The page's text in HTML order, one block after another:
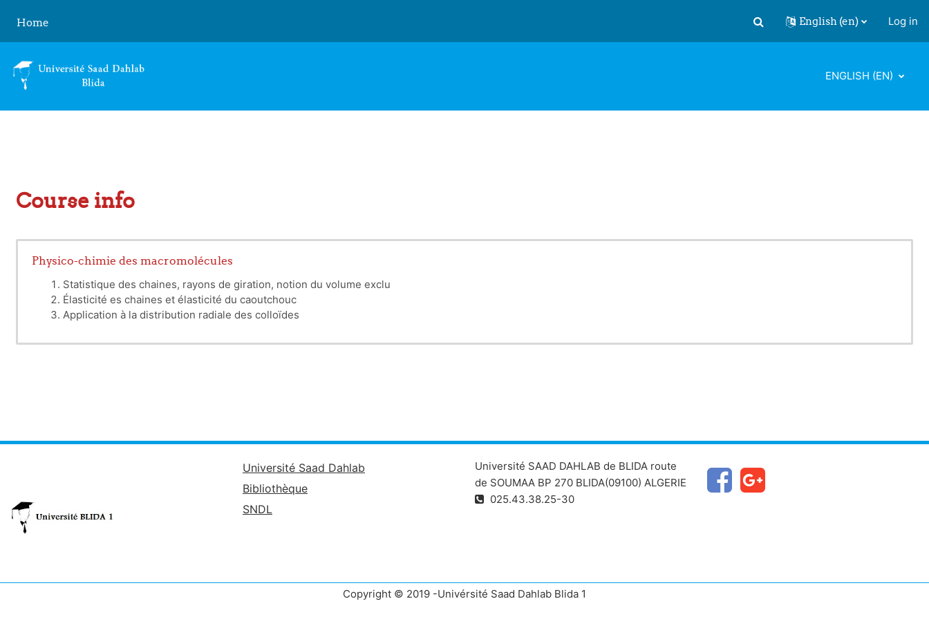
Home
Toggle search input
English ‎(en)‎ Log in
ENGLISH ‎(EN)‎
Course info
Physico-chimie des macromolécules
Statistique des chaines, rayons de giration, notion du volume exclu
Élasticité es chaines et élasticité du caoutchouc
Application à la distribution radiale des colloïdes
Université Saad Dahlab
Bibliothèque
SNDL
Université SAAD DAHLAB de BLIDA route
de SOUMAA BP 270 BLIDA(09100) ALGERIE
025.43.38.25-30
Copyright © 2019 -Univérsité Saad Dahlab Blida 1